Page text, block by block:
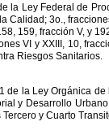
la Ley Federal de
la Calidad; 3o.,
159, fracción V, y
VI y XXIII, 10,
Riesgos Sanitarios.
de la Ley Orgánica de
y Desarrollo
Tercero y Cuarto